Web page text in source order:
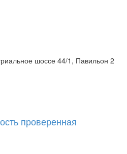
шоссе 44/1, Павильон 2
проверенная